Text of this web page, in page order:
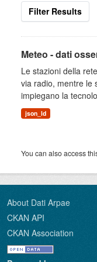
Filter Results
Meteo - dati
Le stazioni della
via radio, mentre le
impiegano la
json_ld
You can also access
About Dati Arpae
CKAN API
CKAN Association